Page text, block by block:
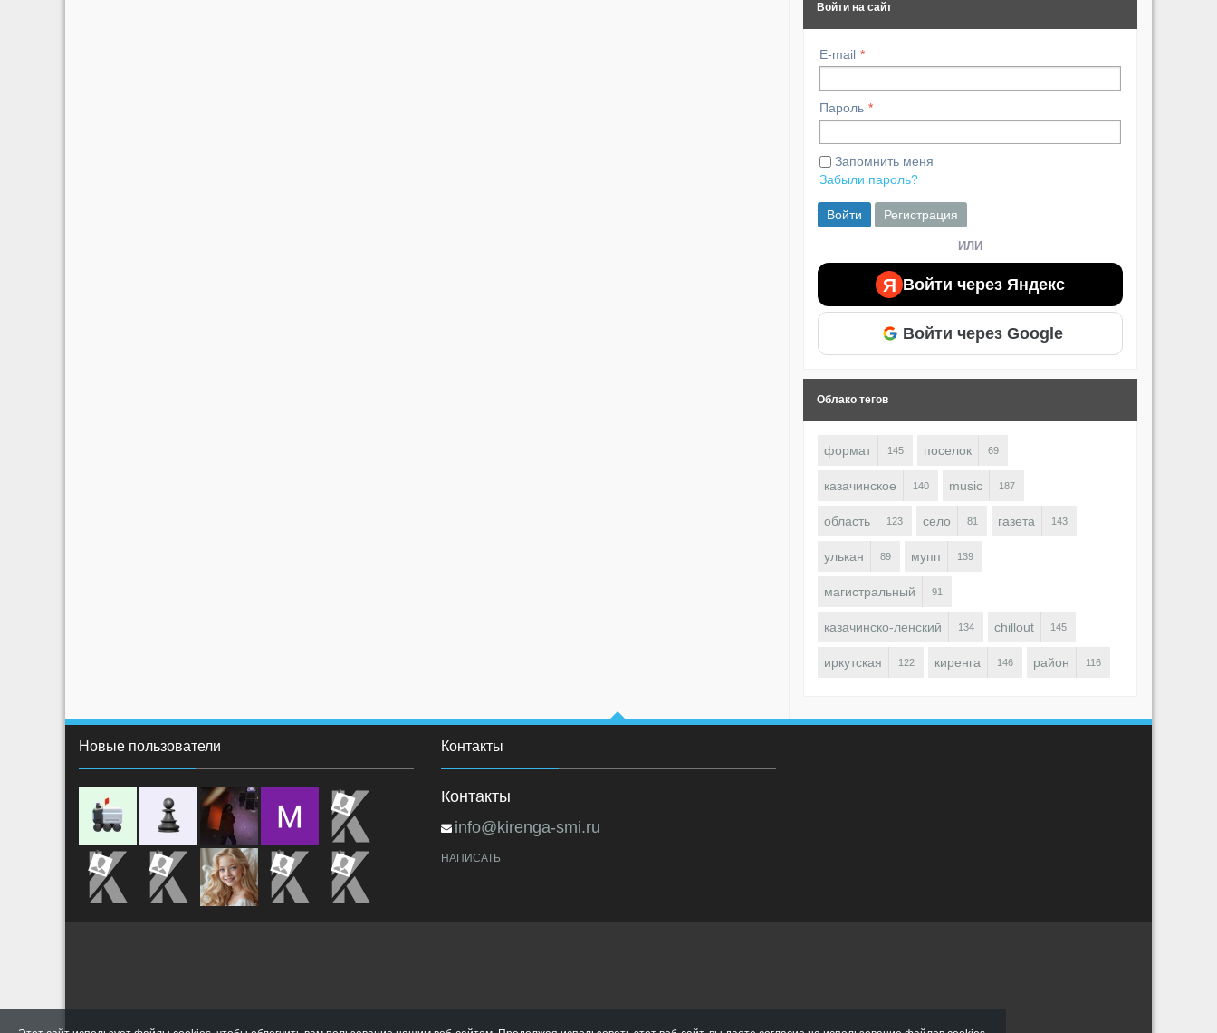
Войти на сайт
E-mail
Пароль
Запомнить меня
Забыли пароль?
Войти Регистрация
ИЛИ
Я Войти через Яндекс
Войти через Google
Облако тегов
формат 145 поселок 69
казачинское 140 music 187
область 123 село 81 газета 143
улькан 89 мупп 139
магистральный 91
казачинско-ленский 134 chillout 145
иркутская 122 киренга 146 район 116
Новые пользователи Контакты
Контакты
info@kirenga-smi.ru
НАПИСАТЬ